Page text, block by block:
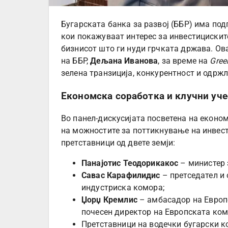
Бугарската банка за развој (ББР) има
кои покажуваат интерес за
бизнисот што ги нуди грчката држава.
на ББР,Дељана Иванова, за време на
зелена транзиција, конкурентност и
Економска соработка и клучни
Во панел-дискусијата посветена на
на можностите за поттикнување на
претставници од двете земји:
Панајотис Теодорикакос – министер
Савас Карафилидис – претседател и
индустриска комора;
Џорџ Кремлис– амбасадор на
почесен директор на Европската
Претставници на водечки бугарски